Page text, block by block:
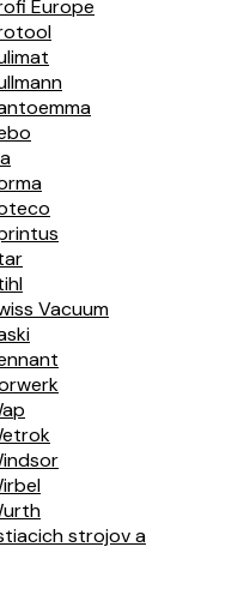
Europe
Vacuum
strojov a